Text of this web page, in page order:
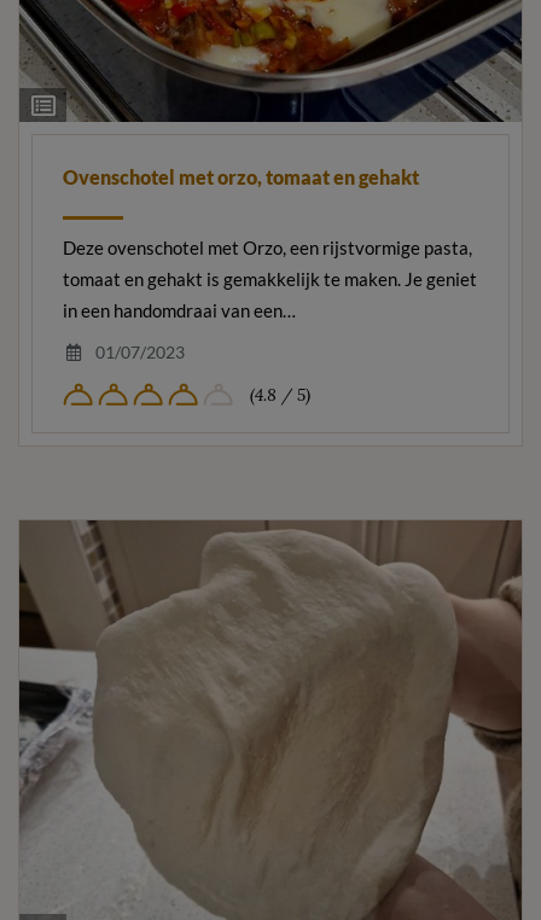
Ingrediëntenlijst
Ovenschotel met orzo, tomaat en gehakt
Deze ovenschotel met Orzo, een rijstvormige pasta,
tomaat en gehakt is gemakkelijk te maken. Je geniet
in een handomdraai van een…
01/07/2023
(4.8 / 5)